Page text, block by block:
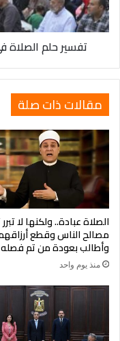
من أعمال الصيانة
الساعة في محاولة
وقلق، فمعاناتهم اليومية
لتهدئة الغضب الشعبي
وبشائر
خير
تفسير حلم الصلاة
مقالات ذات صلة
الصلاة عبادة.. ولكنها لا
مصالح الناس وقطع
وأطالب بعودة من تم فصله
منذ يوم واحد